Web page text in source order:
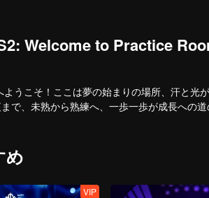
Welcome to Practice
うこそ！ここは夢の始まりの場所、汗と
で、未熟から熟練へ、一歩一歩が成長への
め
VIP